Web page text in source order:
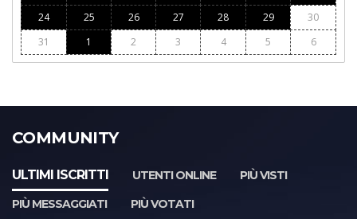
24
25 26 27 28 29
30
31
1 2 3 4 5 6
COMMUNITY
ULTIMI ISCRITTI UTENTI ONLINE
PIÙ VISTI
PIÙ MESSAGGIATI
PIÙ VOTATI